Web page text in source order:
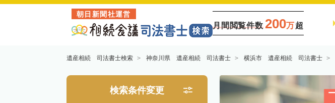
朝日新聞社運営
月間閲覧件数 200万超
遺産相続 司法書士検索 神奈川県 遺産相続 司法書士 横浜市 遺産相続 司法書士
検索条件変更